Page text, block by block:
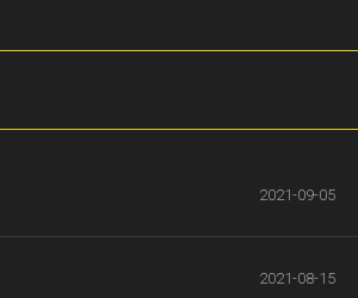
2021-09-05
2021-08-15